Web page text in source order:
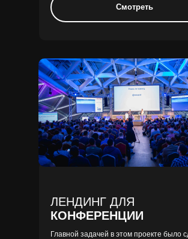
ЛЕНДИНГ ДЛЯ
КОНФЕРЕНЦИИ
Главной задачей в этом проекте было
Смотреть